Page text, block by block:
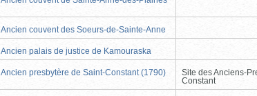
Ancien couvent des Soeurs-de-Sainte-Anne
Ancien palais de justice de Kamouraska
Ancien presbytère de Saint-Constant (1790)
Site des Anciens-
Constant